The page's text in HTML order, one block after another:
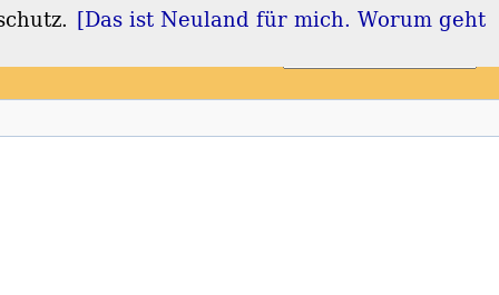
Login Registrieren
[Das ist Neuland für mich. Worum geht